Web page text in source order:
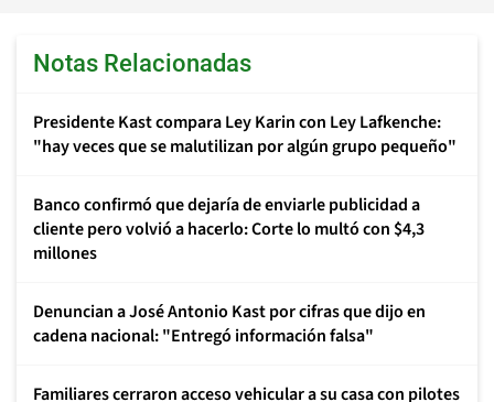
Notas Relacionadas
Presidente Kast compara Ley Karin con Ley Lafkenche:
"hay veces que se malutilizan por algún grupo pequeño"
Banco confirmó que dejaría de enviarle publicidad a
cliente pero volvió a hacerlo: Corte lo multó con $4,3
millones
Denuncian a José Antonio Kast por cifras que dijo en
cadena nacional: "Entregó información falsa"
Familiares cerraron acceso vehicular a su casa con pilotes